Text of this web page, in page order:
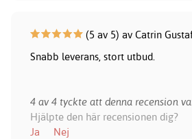
(5 av 5) av Catrin
Snabb leverans, stort utbud.
4 av 4 tyckte att denna recension
Hjälpte den här recensionen dig?
Ja
Nej